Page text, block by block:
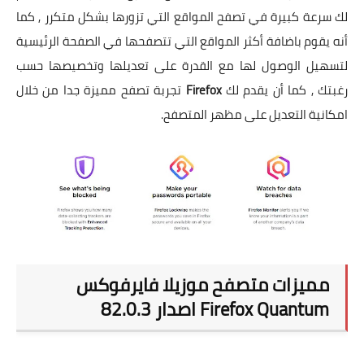
لك سرعة كبيرة في تصفح المواقع التي تزورها بشكل متكرر , كما
أنه يقوم باضافة أكثر المواقع التي تتصفحها في الصفحة الرئيسية
لتسهيل الوصول لها مع القدرة على تعديلها وتخصيصها حسب
رغبتك , كما أن يقدم لكFirefox تجربة تصفح مميزة جدا من خلال
امكانية التعديل على مظهر المتصفح.
مميزات متصفح موزيلا فايرفوكس
Firefox Quantum اصدار 82.0.3